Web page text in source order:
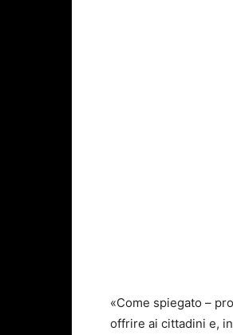
«Come spiegato –
offrire ai cittadini e,